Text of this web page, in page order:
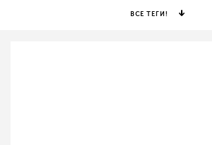
ВСЕ ТЕГИ!